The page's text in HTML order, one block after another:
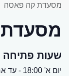
מסעדת קה פאסה
שעות פתיחה
יום א' 18:00 - עד אחרון הלקוחות